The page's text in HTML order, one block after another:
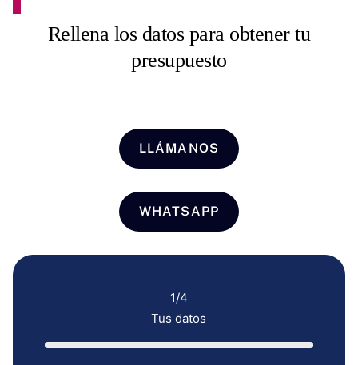
Rellena los datos para obtener tu
presupuesto
LLÁMANOS
WHATSAPP
1/4
Tus datos